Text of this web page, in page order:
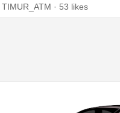
TIMUR_ATM · 53 likes